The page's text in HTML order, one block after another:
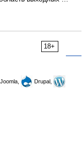
18+
Joomla,
Drupal,